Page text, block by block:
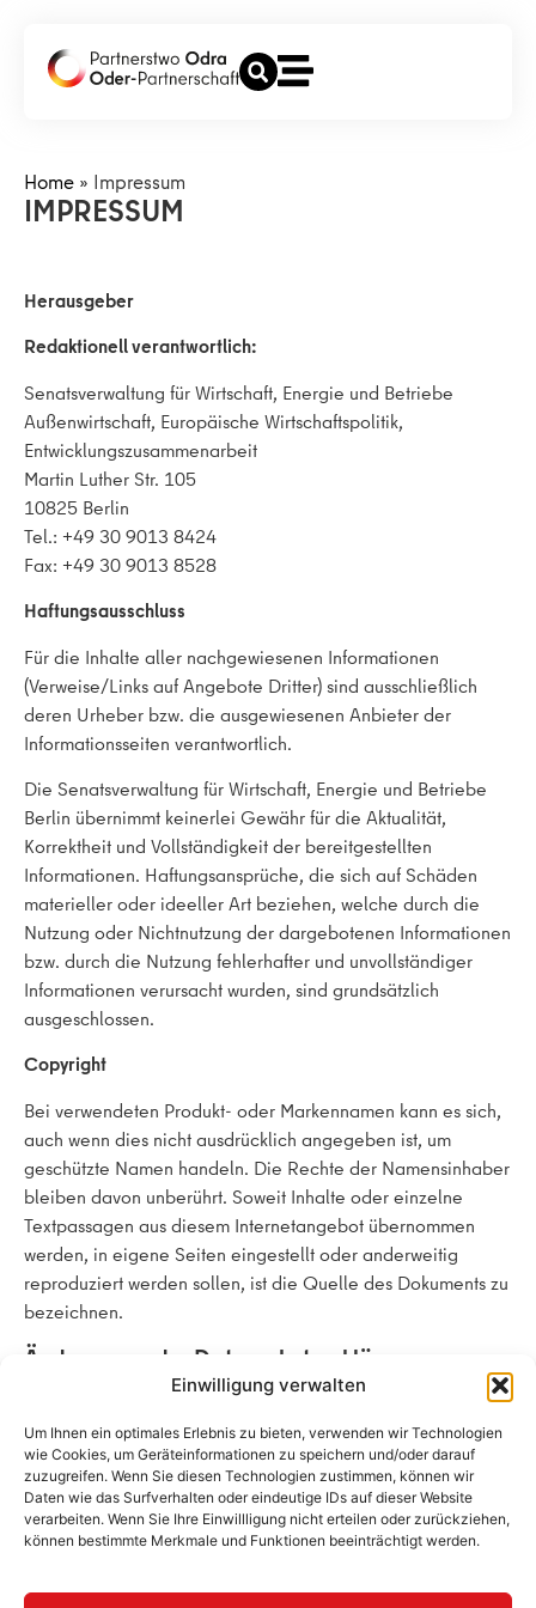
Einwilligung verwalten
Um Ihnen ein optimales Erlebnis zu bieten, verwenden wir Technologien
wie Cookies, um Geräteinformationen zu speichern und/oder darauf
zuzugreifen. Wenn Sie diesen Technologien zustimmen, können wir
Daten wie das Surfverhalten oder eindeutige IDs auf dieser Website
verarbeiten. Wenn Sie Ihre Einwillligung nicht erteilen oder zurückziehen,
können bestimmte Merkmale und Funktionen beeinträchtigt werden.
Home » Impressum
IMPRESSUM
Herausgeber
Redaktionell verantwortlich:
Senatsverwaltung für Wirtschaft, Energie und Betriebe
Außenwirtschaft, Europäische Wirtschaftspolitik,
Entwicklungszusammenarbeit
Martin Luther Str. 105
10825 Berlin
Tel.: +49 30 9013 8424
Fax: +49 30 9013 8528
Haftungsausschluss
Für die Inhalte aller nachgewiesenen Informationen
(Verweise/Links auf Angebote Dritter) sind ausschließlich
deren Urheber bzw. die ausgewiesenen Anbieter der
Informationsseiten verantwortlich.
Die Senatsverwaltung für Wirtschaft, Energie und Betriebe
Berlin übernimmt keinerlei Gewähr für die Aktualität,
Korrektheit und Vollständigkeit der bereitgestellten
Informationen. Haftungsansprüche, die sich auf Schäden
materieller oder ideeller Art beziehen, welche durch die
Nutzung oder Nichtnutzung der dargebotenen Informationen
bzw. durch die Nutzung fehlerhafter und unvollständiger
Informationen verursacht wurden, sind grundsätzlich
ausgeschlossen.
Copyright
Bei verwendeten Produkt- oder Markennamen kann es sich,
auch wenn dies nicht ausdrücklich angegeben ist, um
geschützte Namen handeln. Die Rechte der Namensinhaber
bleiben davon unberührt. Soweit Inhalte oder einzelne
Textpassagen aus diesem Internetangebot übernommen
werden, in eigene Seiten eingestellt oder anderweitig
reproduziert werden sollen, ist die Quelle des Dokuments zu
bezeichnen.
Änderungen der Datenschutzerklärung
Wir behalten uns vor, die Datenschutzerklärung zu ändern,
um sie an geänderte Rechtslagen oder bei Änderungen des
Dienstes oder der Datenverarbeitung anzupassen.
Die Nutzer werden daher gebeten, sich regelmäßig über
den Inhalt zu informieren.